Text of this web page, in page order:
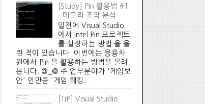
[Study] Pin 활용법 #1
- 메모리 조작 분석
일전에 Visual Studio
에서 Intel Pin 프로젝트
를 설정하는 방법 을 올
린 적이 있습니다. 이번에는 응용차
원에서 Pin 을 활용하는 방법을 올려
봅니다. @_@ 주 업무분야가 '게임보
안' 인만큼 '게임 해킹...
[TIP] Visual Studio